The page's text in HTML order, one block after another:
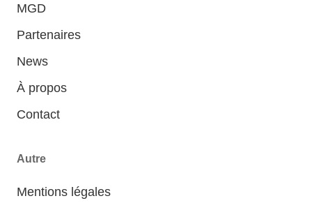
MGD
Partenaires
News
À propos
Contact
Autre
Mentions légales